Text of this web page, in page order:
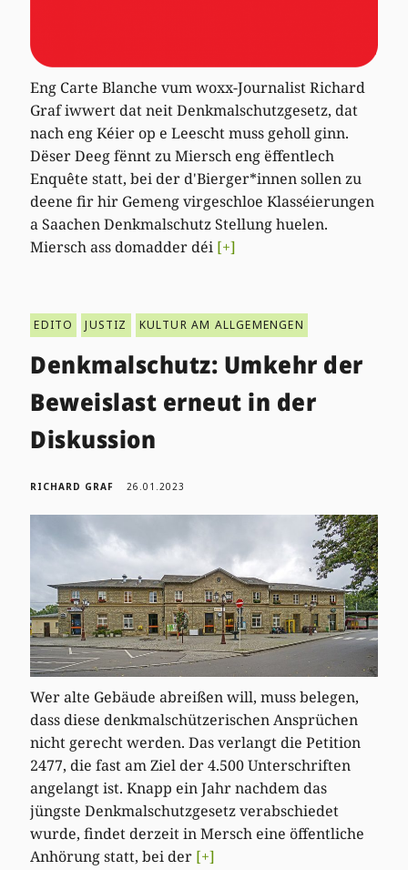
Eng Carte Blanche vum woxx-Journalist Richard
Graf iwwert dat neit Denkmalschutzgesetz, dat
nach eng Kéier op e Leescht muss geholl ginn.
Dëser Deeg fënnt zu Miersch eng ëffentlech
Enquête statt, bei der d'Bierger*innen sollen zu
deene fir hir Gemeng virgeschloe Klasséierungen
a Saachen Denkmalschutz Stellung huelen.
Miersch ass domadder déi [+]
EDITO JUSTIZ KULTUR AM ALLGEMENGEN
Denkmalschutz: Umkehr der
Beweislast erneut in der
Diskussion
RICHARD GRAF 26.01.2023
Wer alte Gebäude abreißen will, muss belegen,
dass diese denkmalschützerischen Ansprüchen
nicht gerecht werden. Das verlangt die Petition
2477, die fast am Ziel der 4.500 Unterschriften
angelangt ist. Knapp ein Jahr nachdem das
jüngste Denkmalschutzgesetz verabschiedet
wurde, findet derzeit in Mersch eine öffentliche
Anhörung statt, bei der [+]